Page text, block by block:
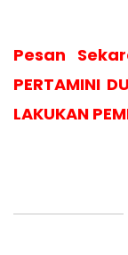
Pesan
PERTAMINI
LAKUKAN